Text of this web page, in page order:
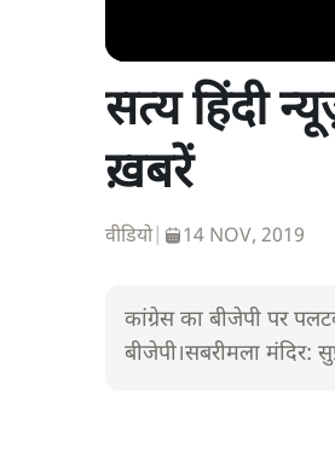
सत्य हिंदी
ख़बरें
वीडियो| 14 NOV, 2019
कांग्रेस का बीजेपी पर
बीजेपी।सबरीमला मंदिर: